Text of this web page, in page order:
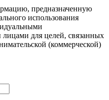
предназначенную
использования
для целей, связанных
(коммерческой)